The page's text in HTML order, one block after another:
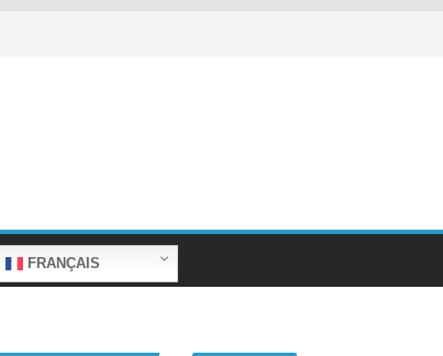
FRANÇAIS